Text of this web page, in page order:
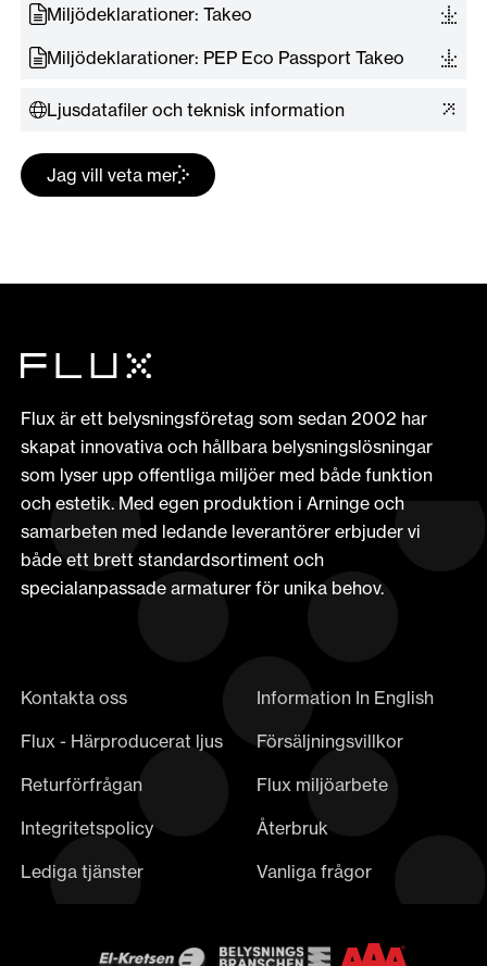
Miljödeklarationer: Takeo
Miljödeklarationer: PEP Eco Passport Takeo
Ljusdatafiler och teknisk information
Jag vill veta mer
Flux är ett belysningsföretag som sedan 2002 har
skapat innovativa och hållbara belysningslösningar
som lyser upp offentliga miljöer med både funktion
och estetik. Med egen produktion i Arninge och
samarbeten med ledande leverantörer erbjuder vi
både ett brett standardsortiment och
specialanpassade armaturer för unika behov.
Kontakta oss
Information In English
Flux - Härproducerat ljus
Försäljningsvillkor
Returförfrågan
Flux miljöarbete
Integritetspolicy
Återbruk
Lediga tjänster
Vanliga frågor